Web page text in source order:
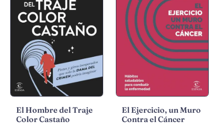
El Hombre del Traje
Color Castaño
El Ejercicio, un Muro
Contra el Cáncer